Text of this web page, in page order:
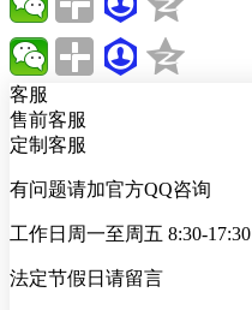
客服
售前客服
定制客服
有问题请加官方QQ咨询
工作日周一至周五 8:30-17:30
法定节假日请留言